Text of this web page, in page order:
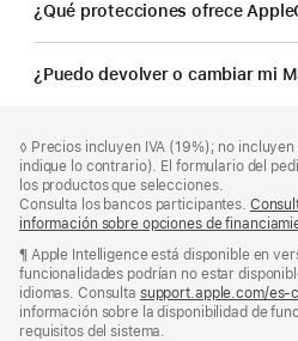
¿Qué protecciones ofrece
¿Puedo devolver o cambiar mi
a
pie
de
página
a
pie
de
página
Nota
a
pie
de
página
◊ Precios incluyen IVA (19%); no
indique lo contrario). El formulario del
los productos que selecciones.
Consulta los bancos participantes.
información sobre opciones de
Nota
a
pie
de
página
¶ Apple Intelligence está disponible en
funcionalidades podrían no estar
idiomas. Consulta support.apple.com/es-
información sobre la disponibilidad de
requisitos del sistema.